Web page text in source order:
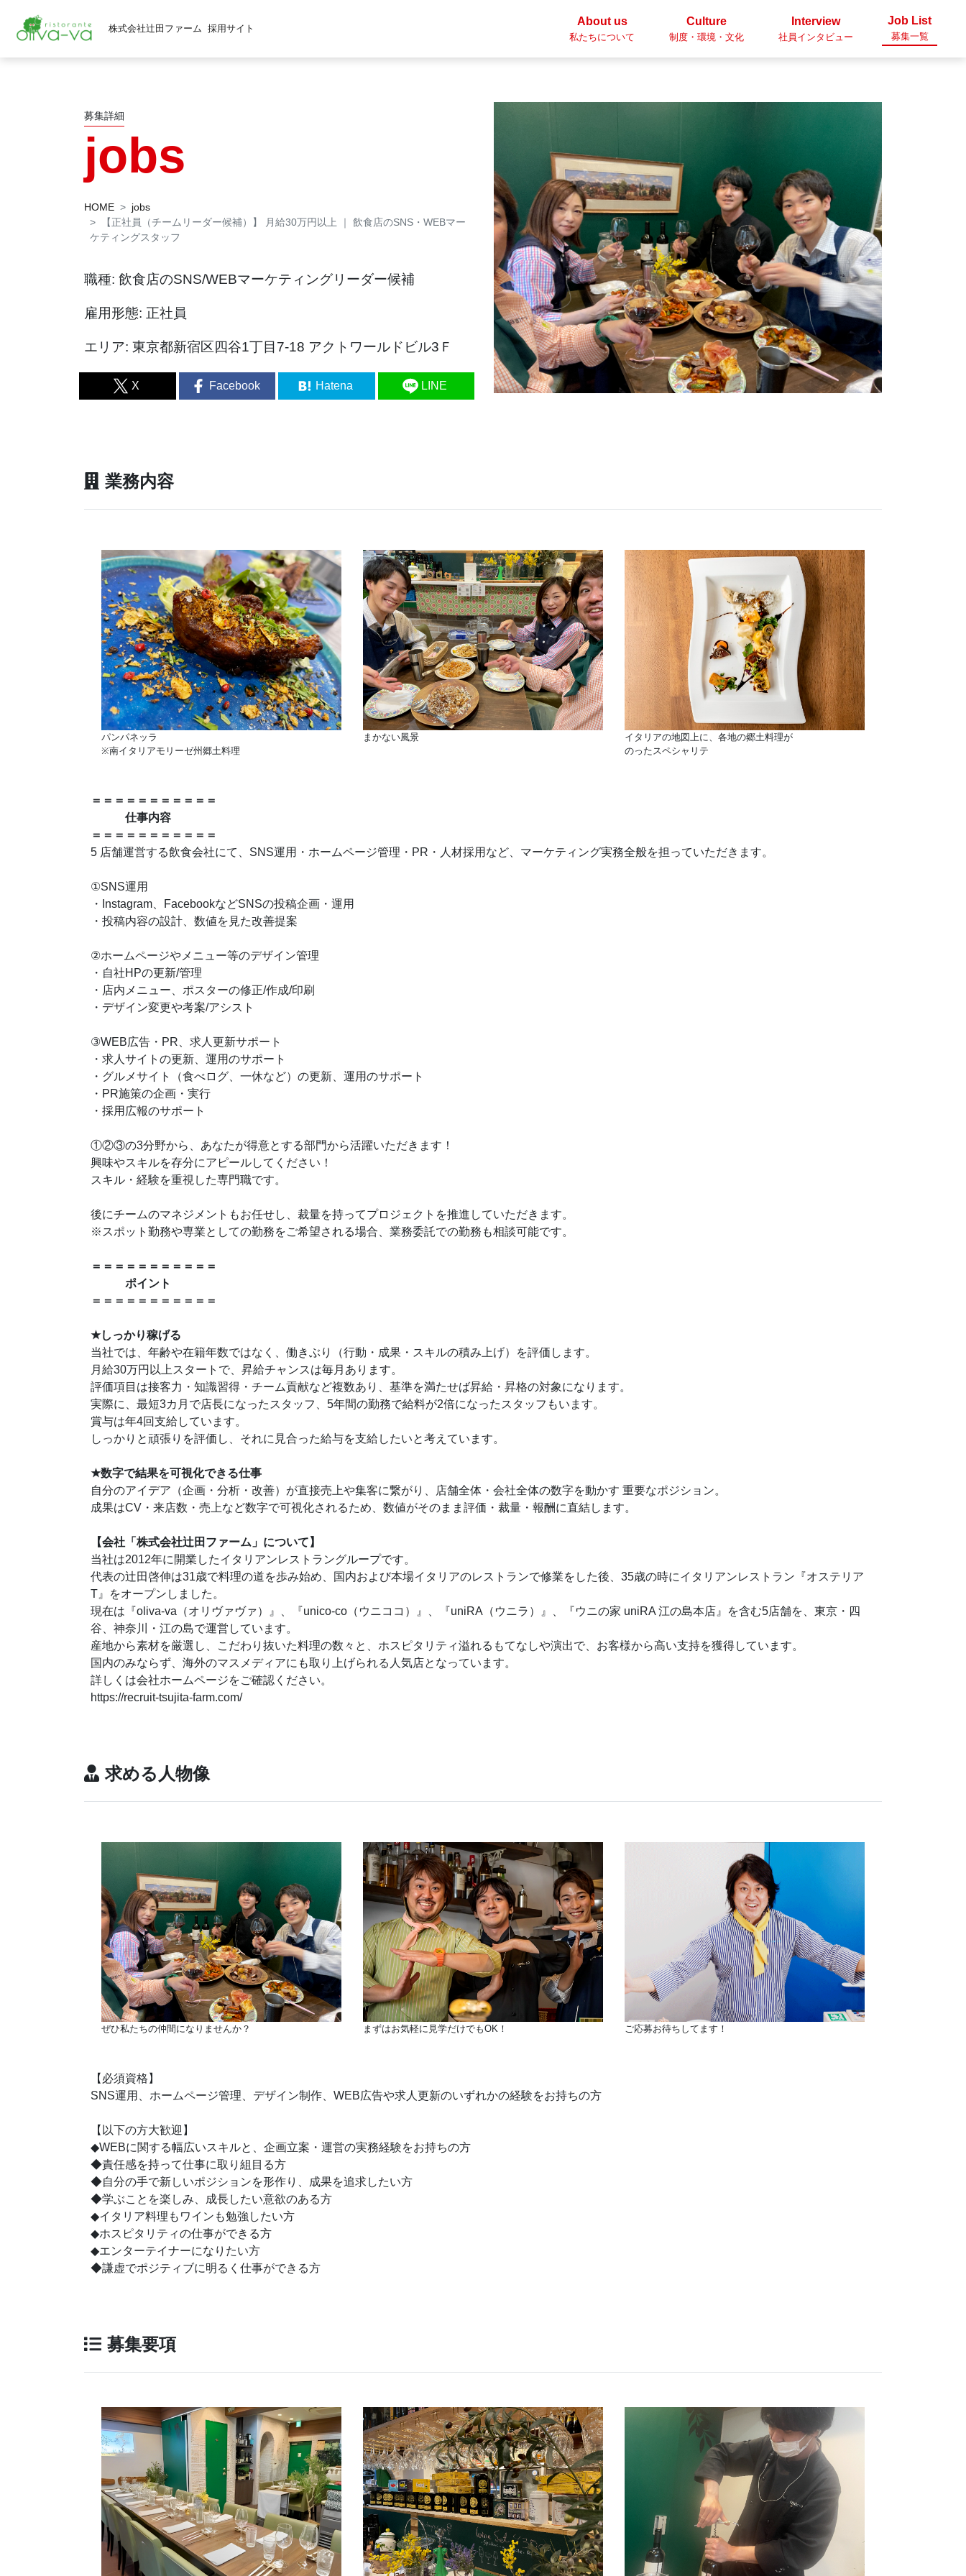
株式会社辻田ファーム 採用サイト
About us
私たちについて
Culture
制度・環境・文化
Interview
社員インタビュー
Job List
募集一覧
募集詳細
jobs
HOME
jobs
【正社員（チームリーダー候補）】 月給30万円以上 ｜ 飲食店のSNS・WEBマー
ケティングスタッフ
職種: 飲食店のSNS/WEBマーケティングリーダー候補
雇用形態: 正社員
エリア: 東京都新宿区四谷1丁目7-18 アクトワールドビル3Ｆ
X Facebook Hatena LINE
業務内容
パンパネッラ
※南イタリアモリーゼ州郷土料理
まかない風景
イタリアの地図上に、各地の郷土料理が
のったスペシャリテ
＝＝＝＝＝＝＝＝＝＝＝
仕事内容
＝＝＝＝＝＝＝＝＝＝＝
5 店舗運営する飲食会社にて、SNS運用・ホームページ管理・PR・人材採用など、マーケティング実務全般を担っていただきます。
①SNS運用
・Instagram、FacebookなどSNSの投稿企画・運用
・投稿内容の設計、数値を見た改善提案
②ホームページやメニュー等のデザイン管理
・自社HPの更新/管理
・店内メニュー、ポスターの修正/作成/印刷
・デザイン変更や考案/アシスト
③WEB広告・PR、求人更新サポート
・求人サイトの更新、運用のサポート
・グルメサイト（食べログ、一休など）の更新、運用のサポート
・PR施策の企画・実行
・採用広報のサポート
①②③の3分野から、あなたが得意とする部門から活躍いただきます！
興味やスキルを存分にアピールしてください！
スキル・経験を重視した専門職です。
後にチームのマネジメントもお任せし、裁量を持ってプロジェクトを推進していただきます。
※スポット勤務や専業としての勤務をご希望される場合、業務委託での勤務も相談可能です。
＝＝＝＝＝＝＝＝＝＝＝
ポイント
＝＝＝＝＝＝＝＝＝＝＝
★しっかり稼げる
当社では、年齢や在籍年数ではなく、働きぶり（行動・成果・スキルの積み上げ）を評価します。
月給30万円以上スタートで、昇給チャンスは毎月あります。
評価項目は接客力・知識習得・チーム貢献など複数あり、基準を満たせば昇給・昇格の対象になります。
実際に、最短3カ月で店長になったスタッフ、5年間の勤務で給料が2倍になったスタッフもいます。
賞与は年4回支給しています。
しっかりと頑張りを評価し、それに見合った給与を支給したいと考えています。
★数字で結果を可視化できる仕事
自分のアイデア（企画・分析・改善）が直接売上や集客に繋がり、店舗全体・会社全体の数字を動かす 重要なポジション。
成果はCV・来店数・売上など数字で可視化されるため、数値がそのまま評価・裁量・報酬に直結します。
【会社「株式会社辻田ファーム」について】
当社は2012年に開業したイタリアンレストラングループです。
代表の辻田啓伸は31歳で料理の道を歩み始め、国内および本場イタリアのレストランで修業をした後、35歳の時にイタリアンレストラン『オステリア
T』をオープンしました。
現在は『oliva-va（オリヴァヴァ）』、『unico-co（ウニココ）』、『uniRA（ウニラ）』、『ウニの家 uniRA 江の島本店』を含む5店舗を、東京・四
谷、神奈川・江の島で運営しています。
産地から素材を厳選し、こだわり抜いた料理の数々と、ホスピタリティ溢れるもてなしや演出で、お客様から高い支持を獲得しています。
国内のみならず、海外のマスメディアにも取り上げられる人気店となっています。
詳しくは会社ホームページをご確認ください。
https://recruit-tsujita-farm.com/
求める人物像
ぜひ私たちの仲間になりませんか？ まずはお気軽に見学だけでもOK！ ご応募お待ちしてます！
【必須資格】
SNS運用、ホームページ管理、デザイン制作、WEB広告や求人更新のいずれかの経験をお持ちの方
【以下の方大歓迎】
◆WEBに関する幅広いスキルと、企画立案・運営の実務経験をお持ちの方
◆責任感を持って仕事に取り組目る方
◆自分の手で新しいポジションを形作り、成果を追求したい方
◆学ぶことを楽しみ、成長したい意欲のある方
◆イタリア料理もワインも勉強したい方
◆ホスピタリティの仕事ができる方
◆エンターテイナーになりたい方
◆謙虚でポジティブに明るく仕事ができる方
募集要項